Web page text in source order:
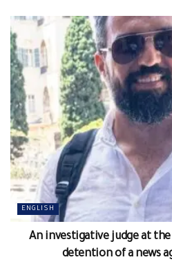
ENGLISH
An investigative judge at
detention of a news